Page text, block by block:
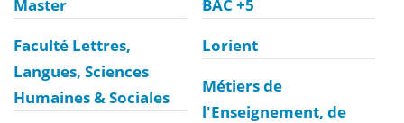
Master
BAC +5
Faculté Lettres,
Langues, Sciences
Humaines & Sociales
Lorient
Métiers de
l'Enseignement, de